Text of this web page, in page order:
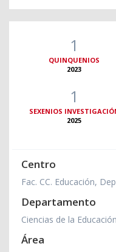
1
QUINQUENIOS
2023
1
SEXENIOS
2025
Centro
Fac. CC. Educación,
Departamento
Ciencias de la Educación
Área